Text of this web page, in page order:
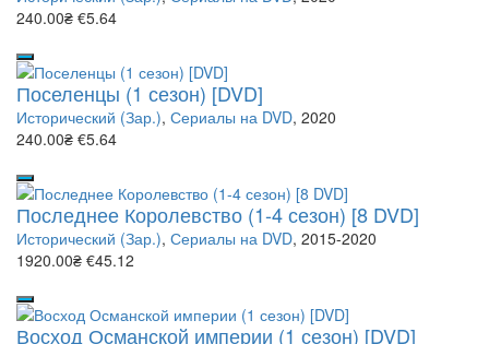
240.00₴ €5.64
Поселенцы (1 сезон) [DVD]
Исторический (Зар.), Сериалы на DVD, 2020
240.00₴ €5.64
Последнее Королевство (1-4 сезон) [8 DVD]
Исторический (Зар.), Сериалы на DVD, 2015-2020
1920.00₴ €45.12
Восход Османской империи (1 сезон) [DVD]